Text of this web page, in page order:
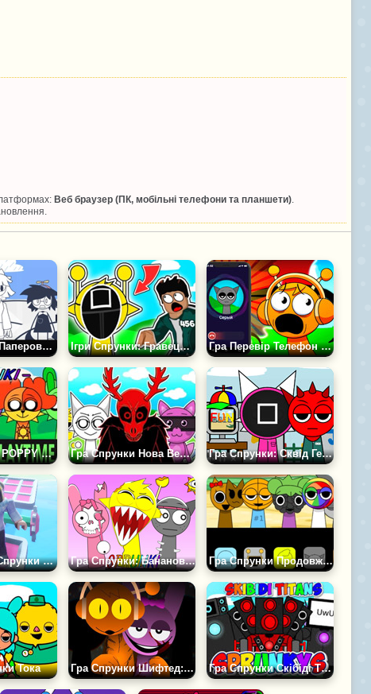
Веб браузер (ПК, мобільні телефони та планшети)
Гра Sprunki: Паперова Школа Ігри Спрунки: Гравець 456 Гра Перевір Телефон Спрунків
Гра Sprunki - POPPY PLAYTIME (MOD) Гра Спрунки Нова Версія Гра Спрунки: Сквід Гейм
Гра Оббі 3Д Спрунки Паркур Гра Спрунки: Бананова Каша Гра Спрунки Продовження
Тока Гра Спрунки Шифтед: Погляд Скіяка Гра Спрунки Скібіді Титани